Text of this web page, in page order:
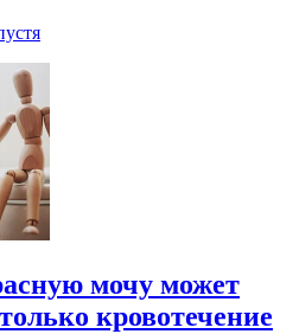
мочу может
кровотечение